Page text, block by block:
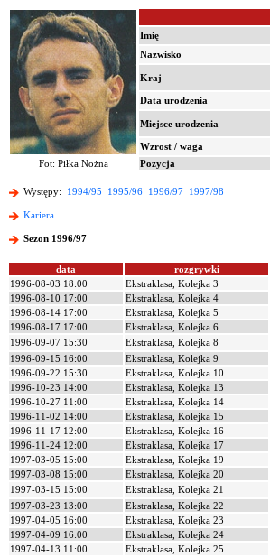
Imię
Nazwisko
Kraj
Data urodzenia
Miejsce urodzenia
Wzrost / waga
Fot: Piłka Nożna
Pozycja
Występy: 1994/95 1995/96 1996/97 1997/98
Kariera
Sezon 1996/97
data rozgrywki
1996-08-03 18:00
Ekstraklasa, Kolejka 3
1996-08-10 17:00
Ekstraklasa, Kolejka 4
1996-08-14 17:00
Ekstraklasa, Kolejka 5
1996-08-17 17:00
Ekstraklasa, Kolejka 6
1996-09-07 15:30
Ekstraklasa, Kolejka 8
1996-09-15 16:00
Ekstraklasa, Kolejka 9
1996-09-22 15:30
Ekstraklasa, Kolejka 10
1996-10-23 14:00
Ekstraklasa, Kolejka 13
1996-10-27 11:00
Ekstraklasa, Kolejka 14
1996-11-02 14:00
Ekstraklasa, Kolejka 15
1996-11-17 12:00
Ekstraklasa, Kolejka 16
1996-11-24 12:00
Ekstraklasa, Kolejka 17
1997-03-05 15:00
Ekstraklasa, Kolejka 19
1997-03-08 15:00
Ekstraklasa, Kolejka 20
1997-03-15 15:00
Ekstraklasa, Kolejka 21
1997-03-23 13:00
Ekstraklasa, Kolejka 22
1997-04-05 16:00
Ekstraklasa, Kolejka 23
1997-04-09 16:00
Ekstraklasa, Kolejka 24
1997-04-13 11:00
Ekstraklasa, Kolejka 25